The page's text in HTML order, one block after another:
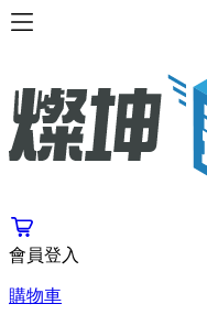
會員登入
購物車